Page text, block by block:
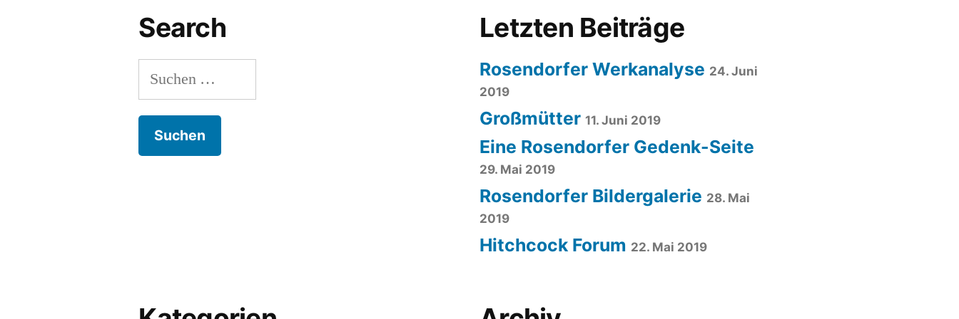
Search Letzten Beiträge
Rosendorfer Werkanalyse 24. Juni
2019
Großmütter 11. Juni 2019
Eine Rosendorfer Gedenk-Seite
29. Mai 2019
Rosendorfer Bildergalerie 28. Mai
2019
Hitchcock Forum 22. Mai 2019